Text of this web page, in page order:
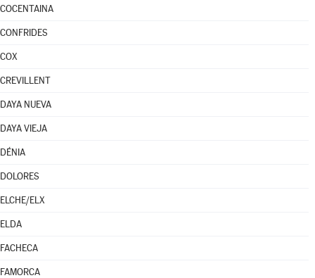
COCENTAINA
CONFRIDES
COX
CREVILLENT
DAYA NUEVA
DAYA VIEJA
DÉNIA
DOLORES
ELCHE/ELX
ELDA
FACHECA
FAMORCA